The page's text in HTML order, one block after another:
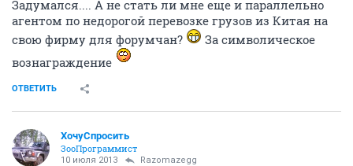
Задумался.... А не стать ли мне еще и параллельно
агентом по недорогой перевозке грузов из Китая на
свою фирму для форумчан?
За символическое
вознаграждение
ОТВЕТИТЬ
ХочуСпросить
ЗооПрограммист
10 июля 2013 Razomazegg